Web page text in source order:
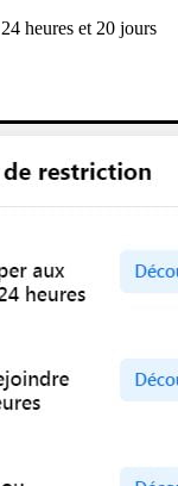
heures et 20 jours